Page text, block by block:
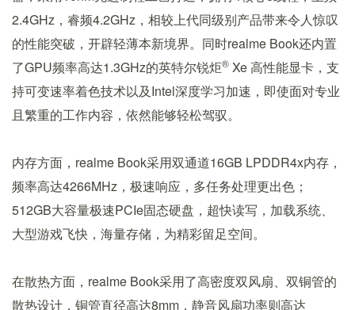
2.4GHz，睿频4.2GHz，相较上代同级别产品带来令人惊叹
的性能突破，开辟轻薄本新境界。同时realme Book还内置
了GPU频率高达1.3GHz的英特尔锐炬® Xe 高性能显卡，支
持可变速率着色技术以及Intel深度学习加速，即使面对专业
且繁重的工作内容，依然能够轻松驾驭。
内存方面，realme Book采用双通道16GB LPDDR4x内存，
频率高达4266MHz，极速响应，多任务处理更出色；
512GB大容量极速PCIe固态硬盘，超快读写，加载系统、
大型游戏飞快，海量存储，为精彩留足空间。
在散热方面，realme Book采用了高密度双风扇、双铜管的
散热设计，铜管直径高达8mm，静音风扇功率则高达